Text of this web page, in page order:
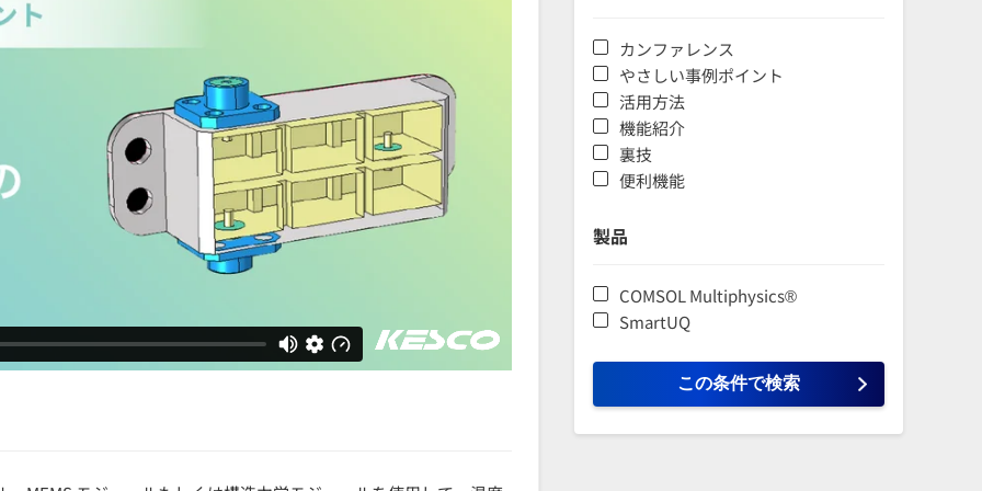
カンファレンス
やさしい事例ポイント
活用方法
機能紹介
裏技
便利機能
製品
COMSOL Multiphysics®
SmartUQ